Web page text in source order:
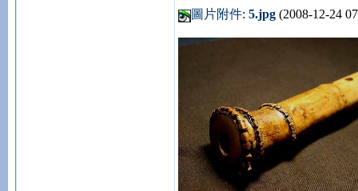
圖片附件:5.jpg (2008-12-24